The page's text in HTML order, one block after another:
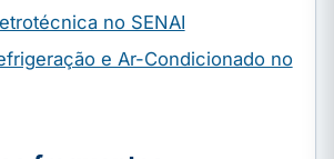
no SENAI
e Ar-Condicionado no